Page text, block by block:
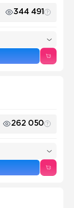
344 491
262 050